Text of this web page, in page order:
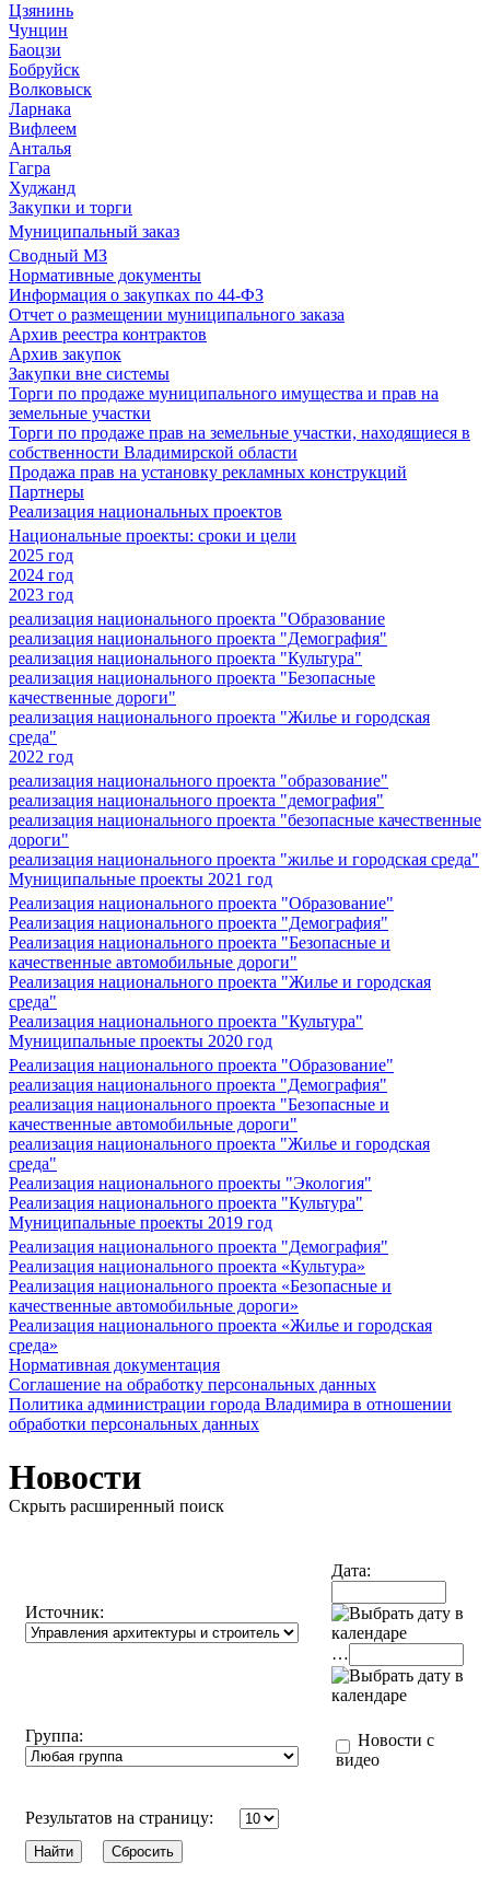
Цзянинь
Чунцин
Баоцзи
Бобруйск
Волковыск
Ларнака
Вифлеем
Анталья
Гагра
Худжанд
Закупки и торги
Муниципальный заказ
Сводный МЗ
Нормативные документы
Информация о закупках по 44-ФЗ
Отчет о размещении муниципального заказа
Архив реестра контрактов
Архив закупок
Закупки вне системы
Торги по продаже муниципального имущества и прав на
земельные участки
Торги по продаже прав на земельные участки, находящиеся в
собственности Владимирской области
Продажа прав на установку рекламных конструкций
Партнеры
Реализация национальных проектов
Национальные проекты: сроки и цели
2025 год
2024 год
2023 год
реализация национального проекта "Образование
реализация национального проекта "Демография"
реализация национального проекта "Культура"
реализация национального проекта "Безопасные
качественные дороги"
реализация национального проекта "Жилье и городская
среда"
2022 год
реализация национального проекта "образование"
реализация национального проекта "демография"
реализация национального проекта "безопасные качественные
дороги"
реализация национального проекта "жилье и городская среда"
Муниципальные проекты 2021 год
Реализация национального проекта "Образование"
Реализация национального проекта "Демография"
Реализация национального проекта "Безопасные и
качественные автомобильные дороги"
Реализация национального проекта "Жилье и городская
среда"
Реализация национального проекта "Культура"
Муниципальные проекты 2020 год
Реализация национального проекта "Образование"
реализация национального проекта "Демография"
реализация национального проекта "Безопасные и
качественные автомобильные дороги"
реализация национального проекта "Жилье и городская
среда"
Реализация национального проекты "Экология"
Реализация национального проекта "Культура"
Муниципальные проекты 2019 год
Реализация национального проекта "Демография"
Реализация национального проекта «Культура»
Реализация национального проекта «Безопасные и
качественные автомобильные дороги»
Реализация национального проекта «Жилье и городская
среда»
Нормативная документация
Соглашение на обработку персональных данных
Политика администрации города Владимира в отношении
обработки персональных данных
Новости
Скрыть расширенный поиск
Источник:
Дата:
…
Группа:
Новости с
видео
Результатов на страницу: